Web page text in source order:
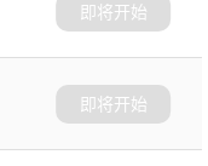
即将开始
即将开始